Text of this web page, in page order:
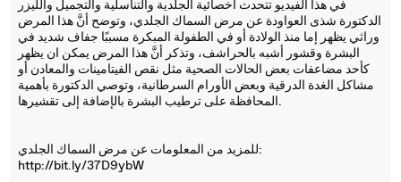
في هذا الفيديو تتحدث أخصائية الجلدية والتناسلية والتجميل والليزر
الدكتورة شذى العواودة عن مرض السماك الجلدي، وتوضح أنَّ هذا المرض
وراثي يظهر إما منذ الولادة أو في الطفولة المبكرة مسببًا جفاف شديد في
البشرة وقشور أشبه بالحراشف، وتذكر أنَّ هذا المرض يمكن ان يظهر
كأحد مضاعفات بعض الحالات الصحية مثل نقص الفيتامينات والمعادن أو
مشاكل الغدة الدرقية وبعض الأورام السرطانية، وتوصي الدكتورة بأهمية
المحافظة على ترطيب البشرة بالإضافة إلى تقشيرها.
للمزيد من المعلومات عن مرض السماك الجلدي:
http://bit.ly/37D9ybW